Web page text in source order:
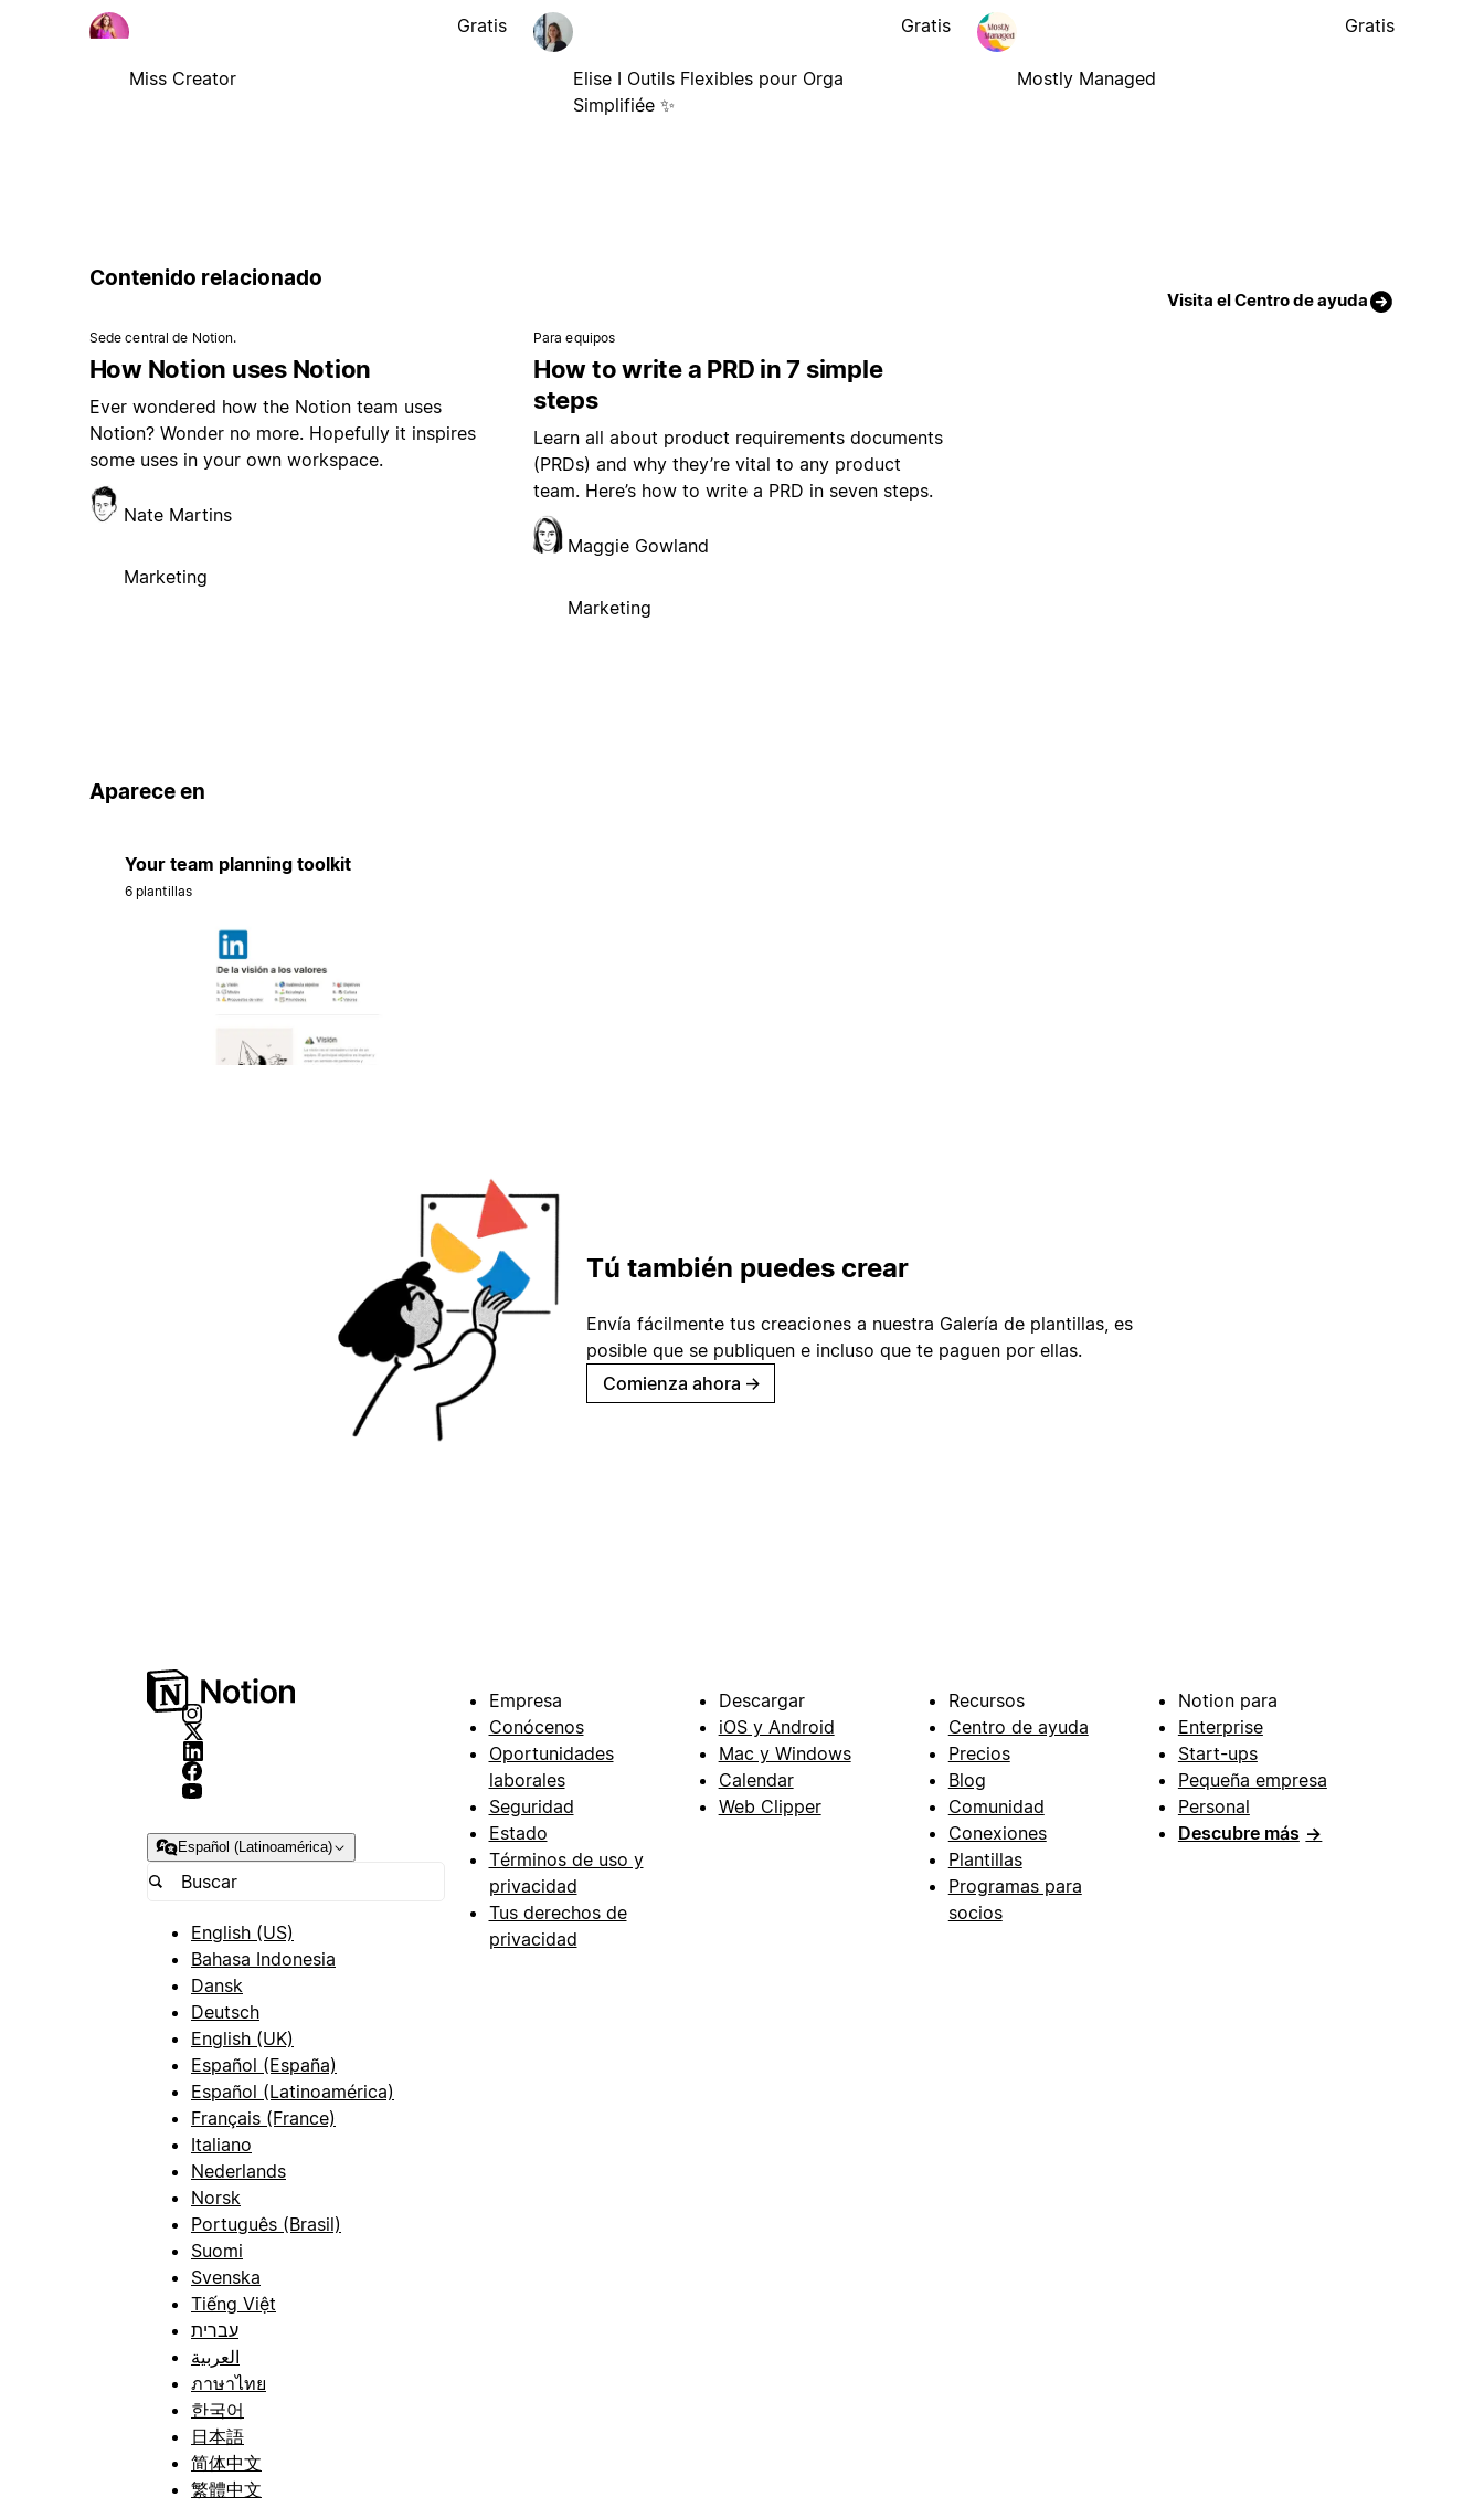
Miss Creator
Gratis
Elise I Outils Flexibles pour Orga
Simplifiée ✨
Gratis
Mostly Managed
Gratis
Contenido relacionado
Visita el Centro de ayuda
Sede central de Notion.
How Notion uses Notion
Ever wondered how the Notion team uses
Notion? Wonder no more. Hopefully it inspires
some uses in your own workspace.
Nate Martins
Marketing
Para equipos
How to write a PRD in 7 simple
steps
Learn all about product requirements documents
(PRDs) and why they’re vital to any product
team. Here’s how to write a PRD in seven steps.
Maggie Gowland
Marketing
Aparece en
Your team planning toolkit
6 plantillas
Tú también puedes crear
Envía fácilmente tus creaciones a nuestra Galería de plantillas, es
posible que se publiquen e incluso que te paguen por ellas.
Comienza ahora →
Español (Latinoamérica)
English (US)
Bahasa Indonesia
Dansk
Deutsch
English (UK)
Español (España)
Español (Latinoamérica)
Français (France)
Italiano
Nederlands
Norsk
Português (Brasil)
Suomi
Svenska
Tiếng Việt
עברית
العربية
ภาษาไทย
한국어
日本語
简体中文
繁體中文
Empresa
Conócenos
Oportunidades
laborales
Seguridad
Estado
Términos de uso y
privacidad
Tus derechos de
privacidad
Descargar
iOS y Android
Mac y Windows
Calendar
Web Clipper
Recursos
Centro de ayuda
Precios
Blog
Comunidad
Conexiones
Plantillas
Programas para
socios
Notion para
Enterprise
Start-ups
Pequeña empresa
Personal
Descubre más →